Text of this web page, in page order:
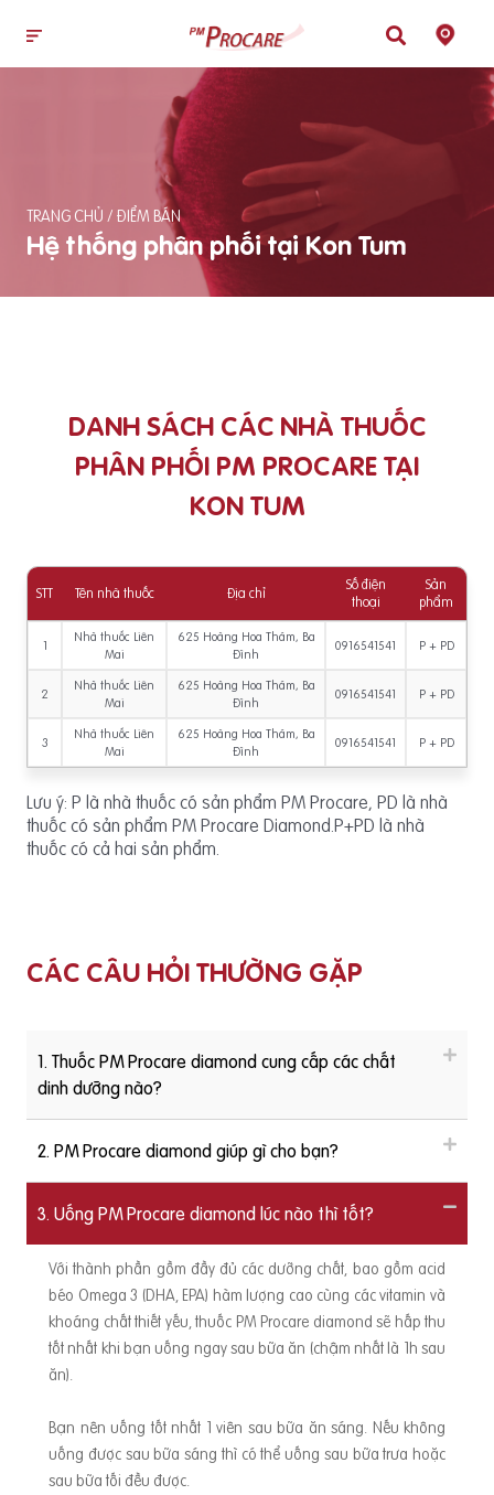
TRANG CHỦ / ĐIỂM BÁN
Hệ thống phân phối tại Kon Tum
DANH SÁCH CÁC NHÀ THUỐC
PHÂN PHỐI PM PROCARE TẠI
KON TUM
STT Tên nhà thuốc Địa chỉ
Số điện
thoại
Sản
phẩm
1
Nhà thuốc Liên
Mai
625 Hoàng Hoa Thám, Ba
Đình
0916541541 P + PD
2
Nhà thuốc Liên
Mai
625 Hoàng Hoa Thám, Ba
Đình
0916541541 P + PD
3
Nhà thuốc Liên
Mai
625 Hoàng Hoa Thám, Ba
Đình
0916541541 P + PD
Lưu ý: P là nhà thuốc có sản phẩm PM Procare, PD là nhà
thuốc có sản phẩm PM Procare Diamond.P+PD là nhà
thuốc có cả hai sản phẩm.
CÁC CÂU HỎI THƯỜNG GẶP
1. Thuốc PM Procare diamond cung cấp các chất
dinh dưỡng nào?
2. PM Procare diamond giúp gì cho bạn?
3. Uống PM Procare diamond lúc nào thì tốt?
Với thành phần gồm đầy đủ các dưỡng chất, bao gồm acid
béo Omega 3 (DHA, EPA) hàm lượng cao cùng các vitamin và
khoáng chất thiết yếu, thuốc PM Procare diamond sẽ hấp thu
tốt nhất khi bạn uống ngay sau bữa ăn (chậm nhất là 1h sau
ăn).
Bạn nên uống tốt nhất 1 viên sau bữa ăn sáng. Nếu không
uống được sau bữa sáng thì có thể uống sau bữa trưa hoặc
sau bữa tối đều được.